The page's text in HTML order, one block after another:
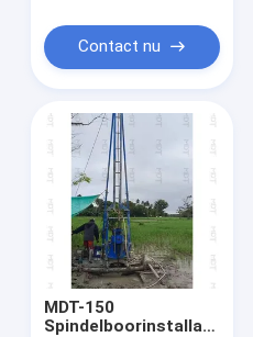
Contact nu
MDT-150
Spindelboorinstallatie